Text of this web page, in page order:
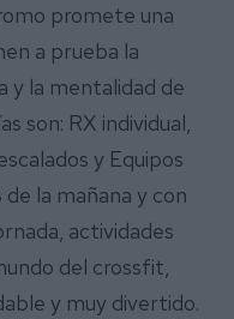
promete una
a prueba la
y la mentalidad de
son: RX individual,
y Equipos
la mañana y con
actividades
del crossfit,
y muy divertido.